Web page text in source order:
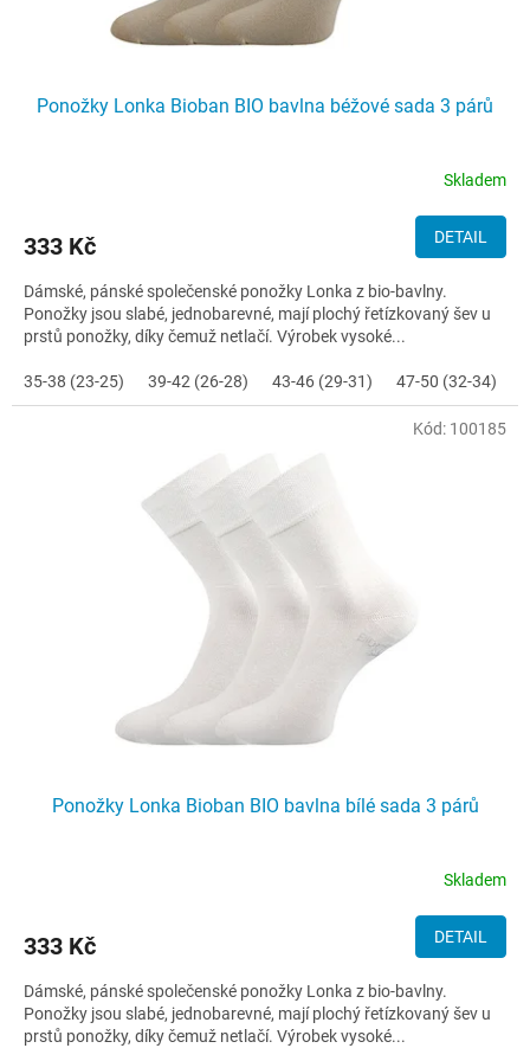
Ponožky Lonka Bioban BIO bavlna béžové sada 3 párů
Skladem
333 Kč DETAIL
Dámské, pánské společenské ponožky Lonka z bio-bavlny.
Ponožky jsou slabé, jednobarevné, mají plochý řetízkovaný šev u
prstů ponožky, díky čemuž netlačí. Výrobek vysoké...
35-38 (23-25) 39-42 (26-28) 43-46 (29-31) 47-50 (32-34)
Ponožky Lonka Bioban BIO bavlna bílé sada 3 párů
Skladem
333 Kč DETAIL
Dámské, pánské společenské ponožky Lonka z bio-bavlny.
Ponožky jsou slabé, jednobarevné, mají plochý řetízkovaný šev u
prstů ponožky, díky čemuž netlačí. Výrobek vysoké...
Kód: 100185